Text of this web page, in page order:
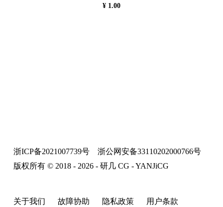
¥1.00
浙ICP备2021007739号
浙公网安备33110202000766号
版权所有 © 2018 - 2026 - 研几 CG - YANJiCG
关于我们 故障协助 隐私政策 用户条款